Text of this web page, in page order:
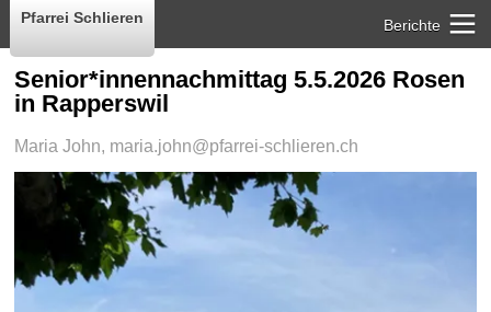
Pfarrei Schlieren Berichte
Senior*innennachmittag 5.5.2026 Rosen
in Rapperswil
Maria John, maria.john@pfarrei-schlieren.ch